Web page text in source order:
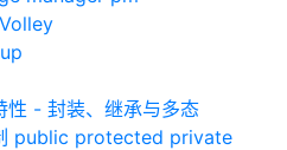
- 封装、继承与多态
public protected private